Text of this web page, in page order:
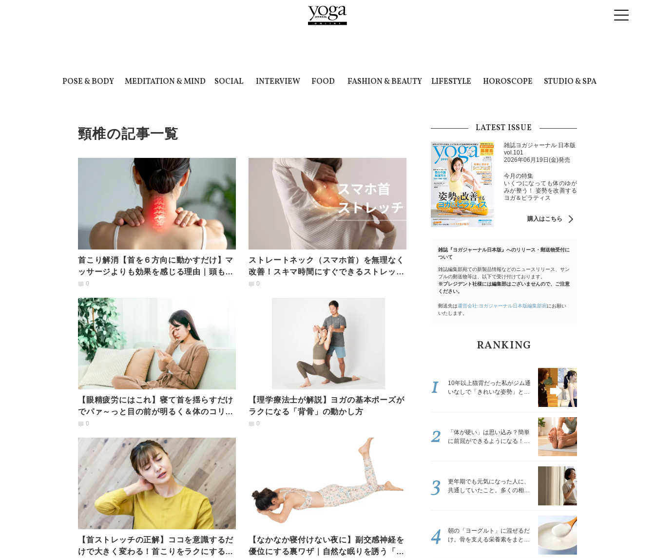
POSE & BODY MEDITATION & MIND SOCIAL INTERVIEW FOOD FASHION & BEAUTY LIFESTYLE HOROSCOPE STUDIO & SPA
頸椎の記事一覧
首こり解消【首を６方向に動かすだけ】マ
ッサージよりも効果を感じる理由｜頭も目
もスッキリエクサ
0
ストレートネック（スマホ首）を無理なく
改善！スキマ時間にすぐできるストレッチ
２選
0
【眼精疲労にはこれ】寝て首を揺らすだけ
でパァ～っと目の前が明るく＆体のコリも
ほぐれる後頭ほぐし
0
【理学療法士が解説】ヨガの基本ポーズが
ラクになる「背骨」の動かし方
0
【首ストレッチの正解】ココを意識するだ
けで大きく変わる！首こりをラクにするス
【なかなか寝付けない夜に】副交感神経を
優位にする裏ワザ｜自然な眠りを誘う「背
LATEST ISSUE
雑誌ヨガジャーナル 日本版
vol.101
2026年06月19日(金)発売
今月の特集
いくつになっても体のゆが
みが整う！ 姿勢を改善する
ヨガ＆ピラティス
購入はこちら
雑誌『ヨガジャーナル日本版』へのリリース・郵送物受付に
ついて
雑誌編集部宛ての新製品情報などのニュースリリース、サン
プルの郵送物等は、以下で受け付けております。
※プレジデント社様には編集部はございませんので、ご注意
ください。
郵送先は運営会社:ヨガジャーナル日本版編集部宛にお願い
いたします。
RANKING
10年以上猫背だった私がジム通
いなしで「きれいな姿勢」と褒
1
「体が硬い」は思い込み？簡単
に前屈ができるようになる！腿
2
更年期でも元気になった人に、
共通していたこと。多くの相談
3
朝の「ヨーグルト」に混ぜるだ
け。骨を支える栄養素をまとめ
4